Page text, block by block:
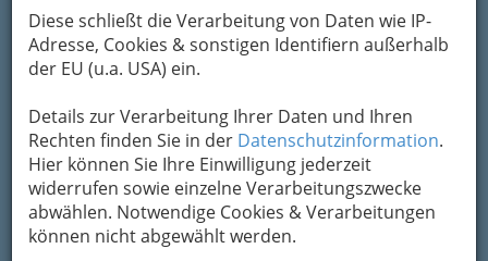
Diese schließt die Verarbeitung von Daten wie IP-
Adresse, Cookies & sonstigen Identifiern außerhalb
der EU (u.a. USA) ein.
Details zur Verarbeitung Ihrer Daten und Ihren
Rechten finden Sie in der Datenschutzinformation.
Hier können Sie Ihre Einwilligung jederzeit
widerrufen sowie einzelne Verarbeitungszwecke
abwählen. Notwendige Cookies & Verarbeitungen
können nicht abgewählt werden.
Urologie ist und decken damit Bereiche der
Andrologie ab. Es gibt Überschneidungen zur
Nephrologie, Gynäkologie, Neurologie,
Onkologie und Chirurgie.
Bezirksauswahl
Alle Bezirke
Dr. Johannes Nestroy